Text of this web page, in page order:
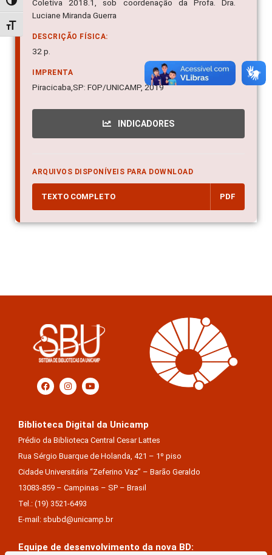
Alternar alto contraste
Alternar tamanho da fonte
Coletiva 2018.1, sob coordenação da Profa. Dra.
Luciane Miranda Guerra
DESCRIÇÃO FÍSICA:
32 p.
IMPRENTA
Piracicaba,SP: FOP/UNICAMP, 2019
INDICADORES
ARQUIVOS DISPONÍVEIS PARA DOWNLOAD
TEXTO COMPLETO PDF
Biblioteca Digital da Unicamp
Prédio da Biblioteca Central Cesar Lattes
Rua Sérgio Buarque de Holanda, 421 – 1º piso
Cidade Universitária “Zeferino Vaz” – Barão Geraldo
13083-859 – Campinas – SP – Brasil
Tel.: (19) 3521-6493
E-mail: sbubd@unicamp.br
Equipe de desenvolvimento da nova BD: